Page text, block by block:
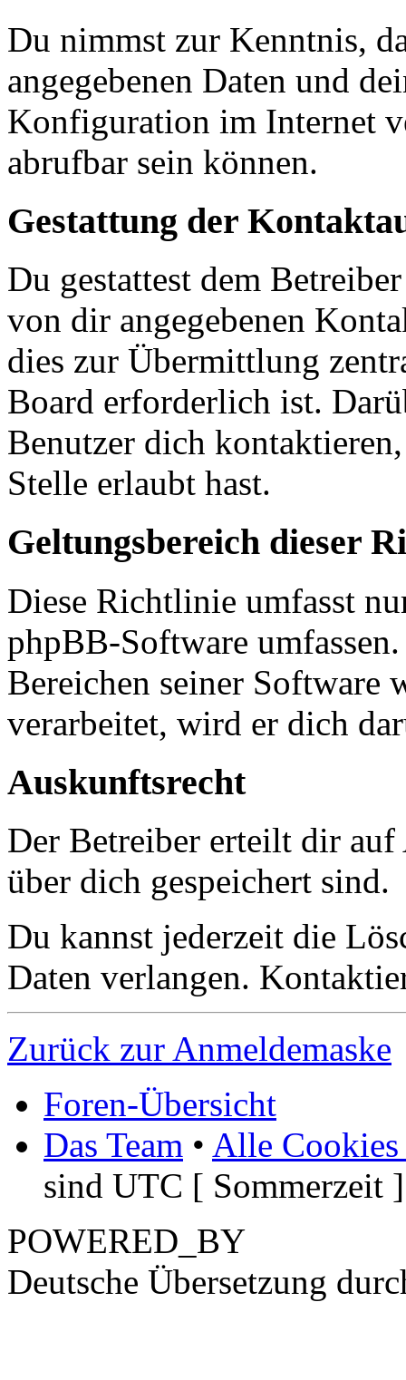
Du nimmst zur Kenntnis,
angegebenen Daten und
Konfiguration im Internet
abrufbar sein können.
Gestattung der
Du gestattest dem
von dir angegebenen
dies zur Übermittlung
Board erforderlich ist.
Benutzer dich
Stelle erlaubt hast.
Geltungsbereich dieser
Diese Richtlinie umfasst
phpBB-Software
Bereichen seiner Software
verarbeitet, wird er dich
Auskunftsrecht
Der Betreiber erteilt dir
über dich gespeichert sind.
Du kannst jederzeit die
Daten verlangen.
Zurück zur Anmeldemaske
Foren-Übersicht
Das Team • Alle Cookies
sind UTC [ Sommerzeit ]
POWERED_BY
Deutsche Übersetzung